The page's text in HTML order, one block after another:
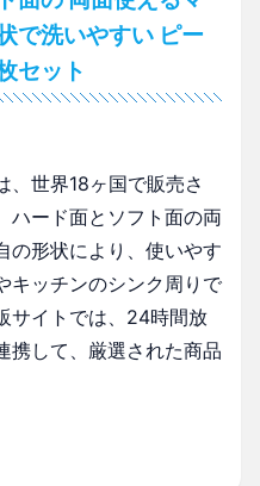
で洗いやすい ピー
セット
、世界18ヶ国で販売さ
ハード面とソフト面の両
の形状により、使いやす
キッチンのシンク周りで
サイトでは、24時間放
携して、厳選された商品